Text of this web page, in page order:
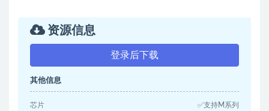
资源信息
登录后下载
其他信息
芯片 ✅支持M系列